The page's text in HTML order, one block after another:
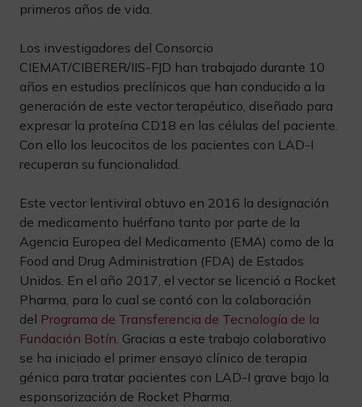
primeros años de vida.
Los investigadores del Consorcio
CIEMAT/CIBERER/IIS-FJD han trabajado durante 10
años en estudios preclínicos que han conducido a la
generación de este vector terapéutico, diseñado para
expresar la proteína CD18 en las células del paciente.
Con ello los leucocitos de los pacientes con LAD-I
recuperan su funcionalidad.
Este vector lentiviral obtuvo en 2016 la designación
de medicamento huérfano tanto por parte de la
Agencia Europea del Medicamento (EMA) como de la
Food and Drug Administration (FDA) de Estados
Unidos. En el año 2017, el vector se licenció a Rocket
Pharma, para lo cual se contó con la colaboración
del Programa de Transferencia de Tecnología de la
Fundación Botín. Gracias a este trabajo colaborativo
se ha iniciado el primer ensayo clínico de terapia
génica para tratar pacientes con LAD-I grave bajo la
esponsorización de Rocket Pharma.